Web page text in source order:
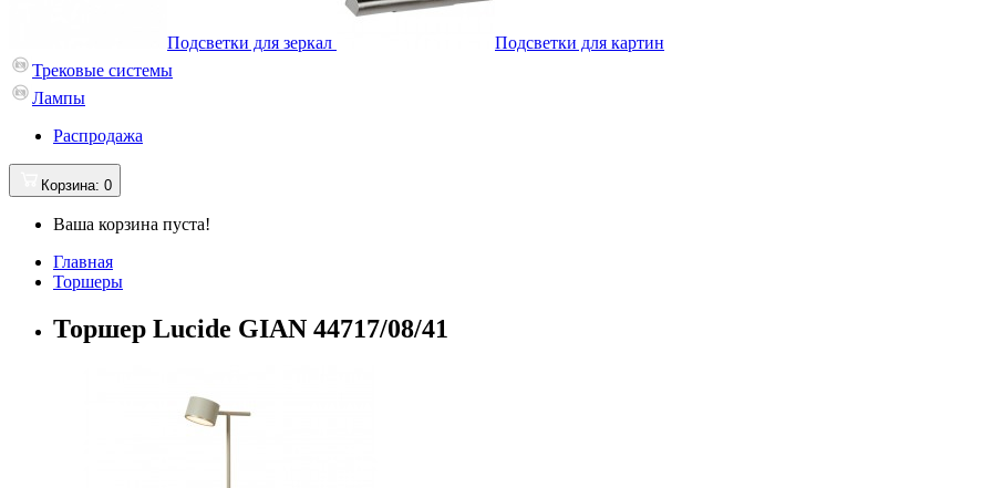
Подсветки для зеркал
Подсветки для картин
Трековые системы
Лампы
Распродажа
Корзина: 0
Ваша корзина пуста!
Главная
Торшеры
Торшер Lucide GIAN 44717/08/41